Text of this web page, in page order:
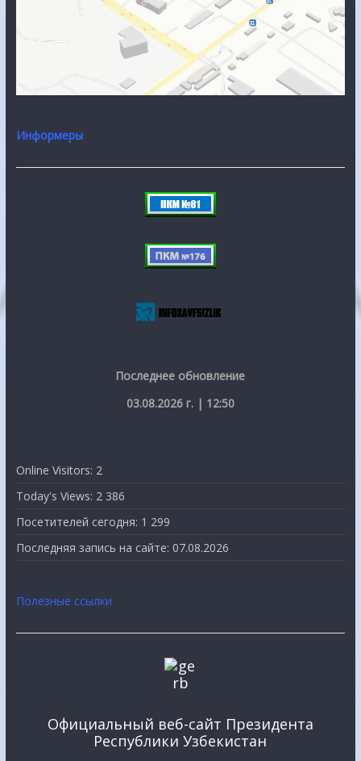
Информеры
Последнее обновление
03.08.2026 г. | 12:50
Online Visitors: 2
Today's Views: 2 386
Посетителей сегодня: 1 299
Последняя запись на сайте: 07.08.2026
Полезные ссылки
Официальный веб-сайт Президента
Республики Узбекистан